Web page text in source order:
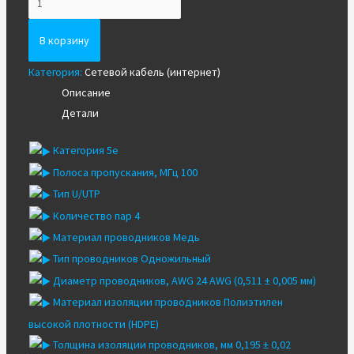
Кабель
NIKOLAN
NKL
9100C-
В корзину
Категория: Сетевой кабель (интернет)
Описание
Детали
Категория 5e
Полоса пропускания, МГц 100
Тип U/UTP
Количество пар 4
Материал проводников Медь
Тип проводников Одножильный
Диаметр проводников, AWG 24 AWG (0,511 ± 0,005 мм)
Материал изоляции проводников Полиэтилен
высокой плотности (HDPE)
Толщина изоляции проводников, мм 0,195 ± 0,02